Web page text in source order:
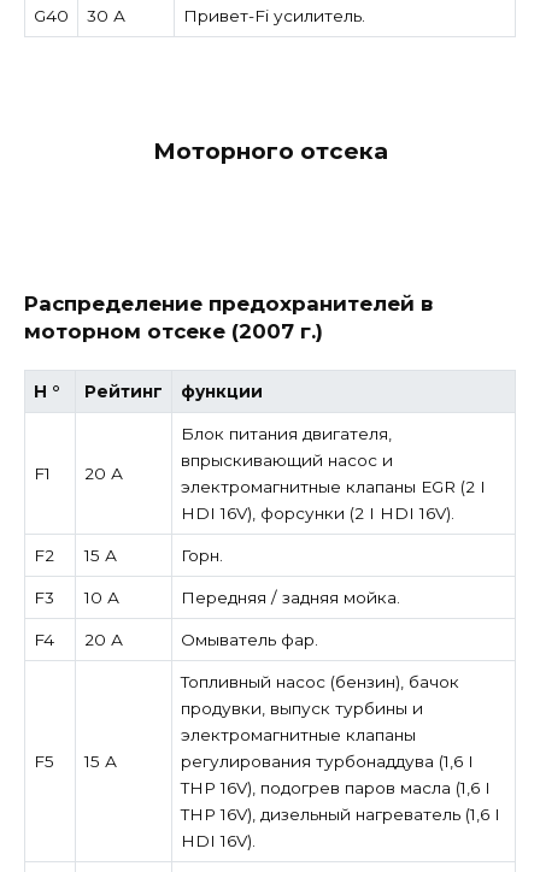
G40 30 А Привет-Fi усилитель.
Моторного отсека
Распределение предохранителей в
моторном отсеке (2007 г.)
Н ° Рейтинг функции
F1 20 А
Блок питания двигателя,
впрыскивающий насос и
электромагнитные клапаны EGR (2 I
HDI 16V), форсунки (2 I HDI 16V).
F2 15 А Горн.
F3 10 А Передняя / задняя мойка.
F4 20 А Омыватель фар.
F5 15 А
Топливный насос (бензин), бачок
продувки, выпуск турбины и
электромагнитные клапаны
регулирования турбонаддува (1,6 I
THP 16V), подогрев паров масла (1,6 I
THP 16V), дизельный нагреватель (1,6 I
HDI 16V).